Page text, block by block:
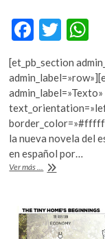
F
e
b
o
o
k
T
itt
er s
A
p
[et_pb_section
la nueva novela del
en español por…
Ver más ...
«La
niños»
(fragmento)